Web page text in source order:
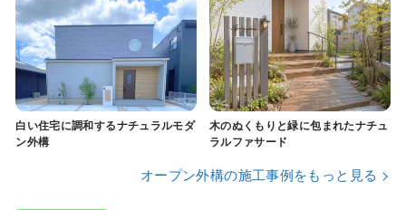
白い住宅に調和するナチュラルモダ
ン外構
木のぬくもりと緑に包まれたナチュ
ラルファサード
オープン外構の施工事例をもっと見る >